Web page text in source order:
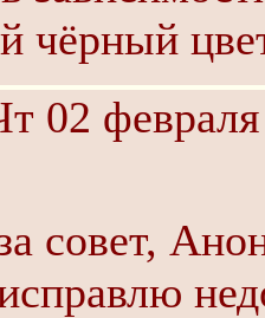
чёрный
02
совет,